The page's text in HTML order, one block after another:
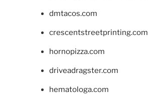
dmtacos.com
crescentstreetprinting.com
hornopizza.com
driveadragster.com
hematologa.com